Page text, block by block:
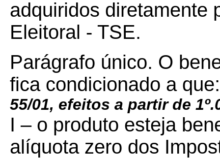
adquiridos diretamente
Eleitoral - TSE.
Parágrafo único. O
fica condicionado a
55/01, efeitos a partir de
I – o produto esteja
alíquota zero dos